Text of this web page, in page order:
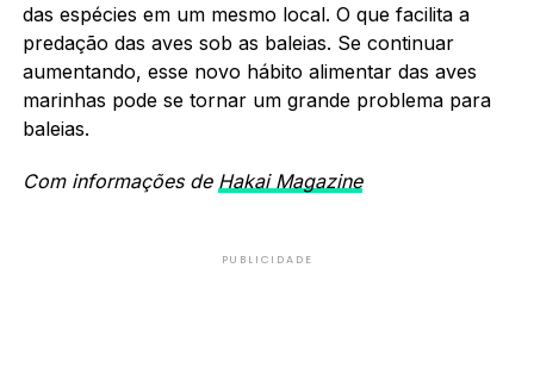
das espécies em um mesmo local. O que facilita a
predação das aves sob as baleias. Se continuar
aumentando, esse novo hábito alimentar das aves
marinhas pode se tornar um grande problema para
baleias.
Com informações de Hakai Magazine
PUBLICIDADE